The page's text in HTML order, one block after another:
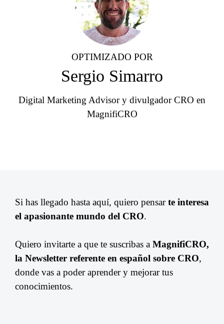
OPTIMIZADO POR
Sergio Simarro
Digital Marketing Advisor y divulgador CRO en
MagnifiCRO
Si has llegado hasta aquí, quiero pensarte interesa
el apasionante mundo del CRO.
Quiero invitarte a que te suscribas a MagnifiCRO,
la Newsletter referente en español sobre CRO,
donde vas a poder aprender y mejorar tus
conocimientos.